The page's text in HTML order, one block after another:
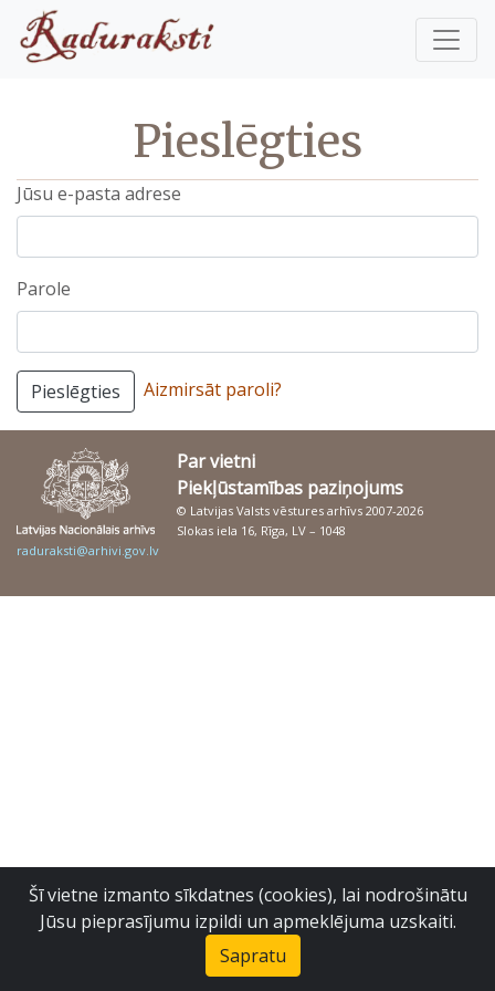
Pieslēgties
Jūsu e-pasta adrese
Parole
Pieslēgties Aizmirsāt paroli?
Par vietni
Piekļūstamības paziņojums
© Latvijas Valsts vēstures arhīvs 2007-2026
Slokas iela 16, Rīga, LV – 1048
raduraksti@arhivi.gov.lv
Šī vietne izmanto sīkdatnes (cookies), lai nodrošinātu
Jūsu pieprasījumu izpildi un apmeklējuma uzskaiti.
Sapratu